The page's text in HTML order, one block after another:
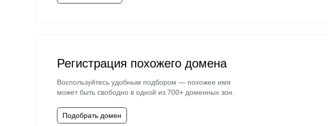
Регистрация похожего домена
Воспользуйтесь удобным подбором — похожее имя
может быть свободно в одной из 700+ доменных зон.
Подобрать домен